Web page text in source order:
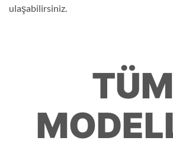
ulaşabilirsiniz.
TÜM